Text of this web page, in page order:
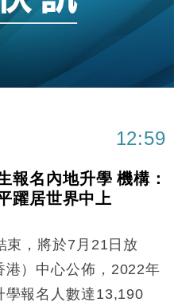
億美元 支援Anthropic租用
屬關稅範圍 14類產品或加徵
升14個月 珠寶鐘錶銷售升勢
美元回購 派息比率目標維持
全球智慧倉儲市場 加快海外
12:59
報名內地升學 機構：
躍居世界中上
束，將於7月21日放
）中心公佈，2022年
學報名人數達13,190